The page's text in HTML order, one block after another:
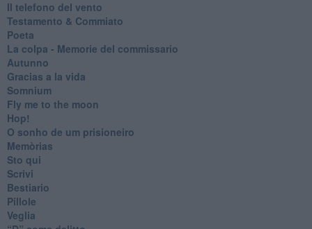
Il telefono del vento
Testamento & Commiato
Poeta
​La colpa - Memorie del commissario
Autunno
Gracias a la vida
Somnium
Fly me to the moon
Hop!
O sonho de um prisioneiro
Memòrias
Sto qui
Scrivi
Bestiario
Pillole
Veglia